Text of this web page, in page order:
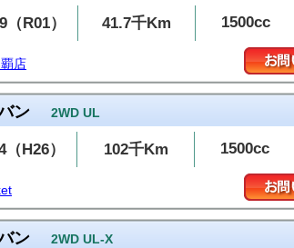
（R01） 41.7千Km 1500cc
店
ン 2WD UL
（H26） 102千Km 1500cc
ン 2WD UL-X